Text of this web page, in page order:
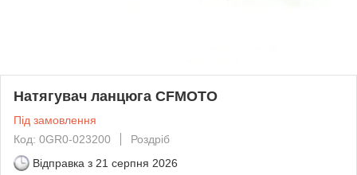
Натягувач ланцюга CFMOTO
Під замовлення
Код: 0GR0-023200
Роздріб
Відправка з 21 серпня 2026